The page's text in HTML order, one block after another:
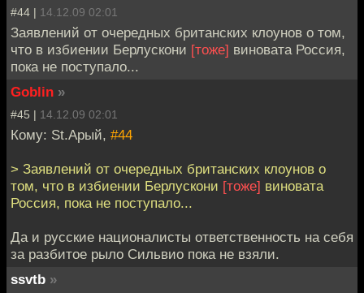
#44 | 14.12.09 02:01
Заявлений от очередных британских клоунов о том,
что в избиении Берлускони [тоже] виновата Россия,
пока не поступало...
Goblin »
#45 | 14.12.09 02:01
Кому: St.Арый, #44
> Заявлений от очередных британских клоунов о
том, что в избиении Берлускони [тоже] виновата
Россия, пока не поступало...
Да и русские националисты ответственность на себя
за разбитое рыло Сильвио пока не взяли.
ssvtb »